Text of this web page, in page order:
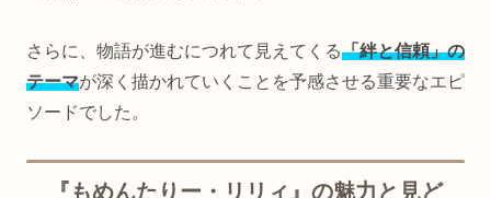
さらに、物語が進むにつれて見えてくる「絆と信頼」の
テーマが深く描かれていくことを予感させる重要なエピ
ソードでした。
『もめんたりー・リリィ』の魅力と見ど